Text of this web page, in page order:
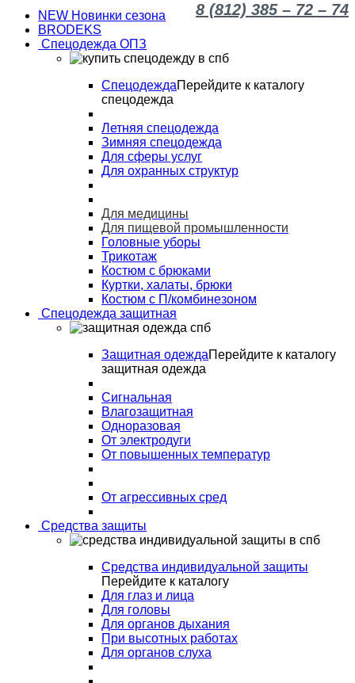
8 (812) 385 – 72 – 74
NEW Новинки сезона
BRODEKS
Спецодежда ОПЗ
СпецодеждаПерейдите к каталогу
спецодежда
Летняя спецодежда
Зимняя спецодежда
Для сферы услуг
Для охранных структур
Для медицины
Для пищевой промышленности
Головные уборы
Трикотаж
Костюм с брюками
Куртки, халаты, брюки
Костюм с П/комбинезоном
Спецодежда защитная
Защитная одеждаПерейдите к каталогу
защитная одежда
Сигнальная
Влагозащитная
Одноразовая
От электродуги
От повышенных температур
От агрессивных сред
Средства защиты
Средства индивидуальной защиты
Перейдите к каталогу
Для глаз и лица
Для головы
Для органов дыхания
При высотных работах
Для органов слуха